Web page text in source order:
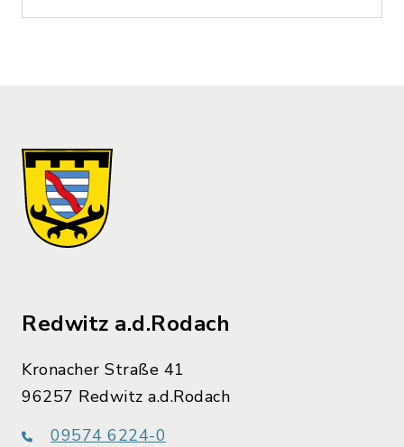
Redwitz a.d.Rodach
Kronacher Straße 41
96257 Redwitz a.d.Rodach
09574 6224-0